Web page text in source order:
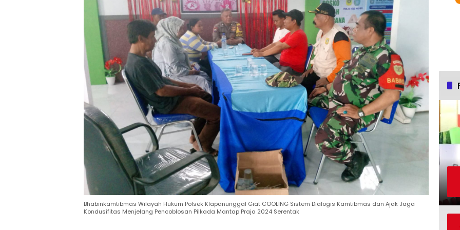
Bhabinkamtibmas Wilayah Hukum Polsek Klapanunggal Giat COOLING Sistem Dialogis Kamtibmas dan Ajak Jaga
Kondusifitas Menjelang Pencoblosan Pilkada Mantap Praja 2024 Serentak